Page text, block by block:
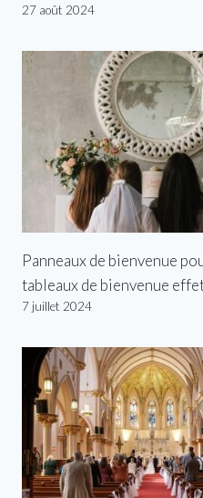
27 août 2024
Panneaux de bienvenue
tableaux de bienvenue
7 juillet 2024